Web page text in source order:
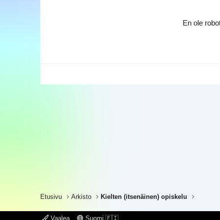
En ole
Etusivu Arkisto Kielten (itsenäinen) opiskelu
Vaalea Suomi 🇫🇮